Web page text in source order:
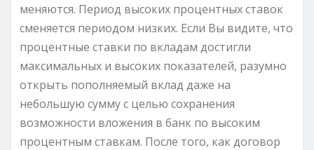
меняются. Период высоких процентных ставок
сменяется периодом низких. Если Вы видите, что
процентные ставки по вкладам достигли
максимальных и высоких показателей, разумно
открыть пополняемый вклад даже на
небольшую сумму с целью сохранения
возможности вложения в банк по высоким
процентным ставкам. После того, как договор